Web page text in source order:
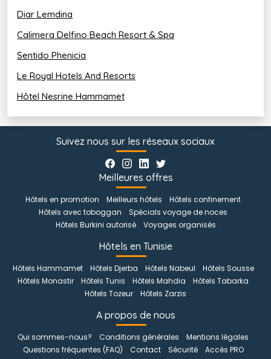
Diar Lemdina
Calimera Delfino Beach Resort & Spa
Sentido Phenicia
Le Royal Hotels And Resorts
Hôtel Nesrine Hammamet
Suivez nous sur les réseaux sociaux
Meilleures offres
Hôtels en promotion Meilleurs hôtels
Hôtels confinement
Hôtels avec toboggan
Spécials voyage de noces
Hôtels Burkini autorisé
Voyages organisés
Hôtels en Tunisie
Hôtels Hammamet Hôtels Djerba Hôtels Nabeul
Hôtels Sousse
Hôtels Monastir
Hôtels Tunis Hôtels Mahdia
Hôtels Tabarka
Hôtels Tozeur
Hôtels Zarzis
A propos de nous
Qui sommes-nous? Conditions générales
Mentions légales
Questions fréquentes (FAQ)
Contact Sécurité
Accès PRO